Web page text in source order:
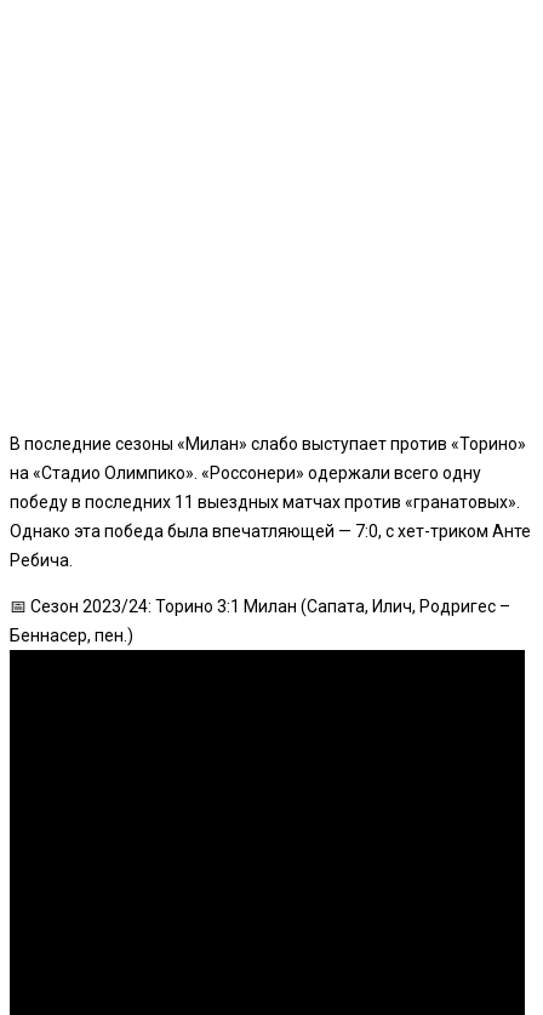
В последние сезоны «Милан» слабо выступает против «Торино»
на «Стадио Олимпико». «Россонери» одержали всего одну
победу в последних 11 выездных матчах против «гранатовых».
Однако эта победа была впечатляющей — 7:0, с хет-триком Анте
Ребича.
📅 Сезон 2023/24: Торино 3:1 Милан (Cапата, Илич, Родригес –
Беннасер, пен.)